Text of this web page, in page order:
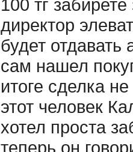
100 тг забирете
директор
будет отдавать
сам нашел
итоге сделка
этот человек
хотел проста
теперь он